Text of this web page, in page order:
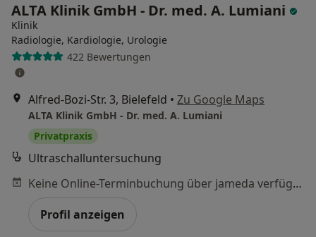
ALTA Klinik GmbH - Dr. med. A. Lumiani
Klinik
Radiologie, Kardiologie, Urologie
422 Bewertungen
Alfred-Bozi-Str. 3, Bielefeld • Zu Google Maps
ALTA Klinik GmbH - Dr. med. A. Lumiani
Privatpraxis
Ultraschalluntersuchung
Keine Online-Terminbuchung über jameda verfügbar
Profil anzeigen